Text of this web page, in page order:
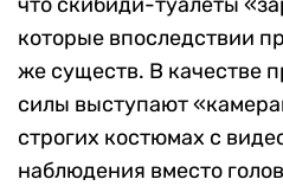
которые впоследствии
же существ. В качестве
силы выступают
строгих костюмах с
наблюдения вместо